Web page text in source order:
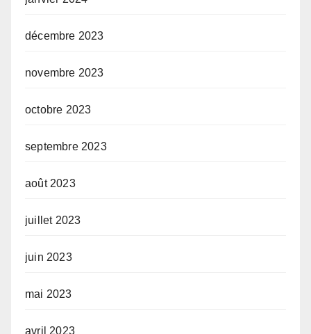
décembre 2023
novembre 2023
octobre 2023
septembre 2023
août 2023
juillet 2023
juin 2023
mai 2023
avril 2023